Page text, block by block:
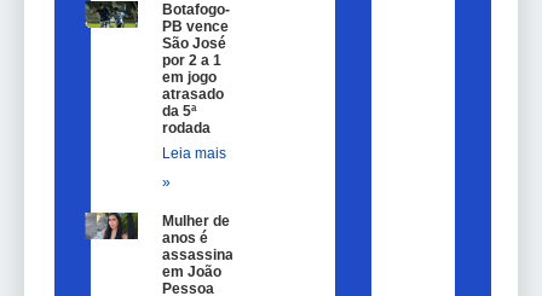
Botafogo-
PB vence
São José
por 2 a 1
em jogo
atrasado
da 5ª
rodada
Leia mais
»
Mulher de 25
anos é
assassinada
em João
Pessoa